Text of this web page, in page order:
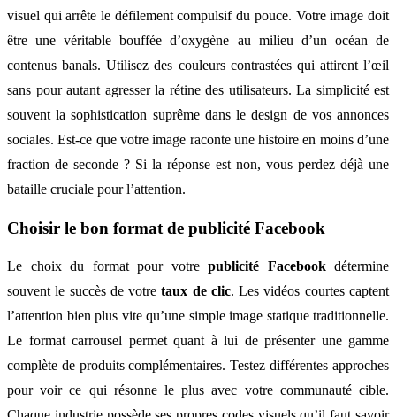
visuel qui arrête le défilement compulsif du pouce. Votre image doit
être une véritable bouffée d’oxygène au milieu d’un océan de
contenus banals. Utilisez des couleurs contrastées qui attirent l’œil
sans pour autant agresser la rétine des utilisateurs. La simplicité est
souvent la sophistication suprême dans le design de vos annonces
sociales. Est-ce que votre image raconte une histoire en moins d’une
fraction de seconde ? Si la réponse est non, vous perdez déjà une
bataille cruciale pour l’attention.
Choisir le bon format de publicité Facebook
Le choix du format pour votre publicité Facebookdétermine
souvent le succès de votretaux de clic. Les vidéos courtes captent
l’attention bien plus vite qu’une simple image statique traditionnelle.
Le format carrousel permet quant à lui de présenter une gamme
complète de produits complémentaires. Testez différentes approches
pour voir ce qui résonne le plus avec votre communauté cible.